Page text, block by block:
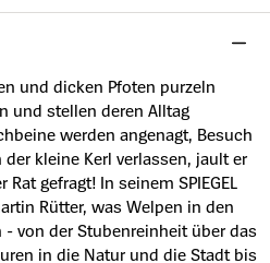
und dicken Pfoten purzeln
und stellen deren Alltag
werden angenagt, Besuch
kleine Kerl verlassen, jault er
gefragt! In seinem SPIEGEL
Rütter, was Welpen in den
von der Stubenreinheit über das
in die Natur und die Stadt bis